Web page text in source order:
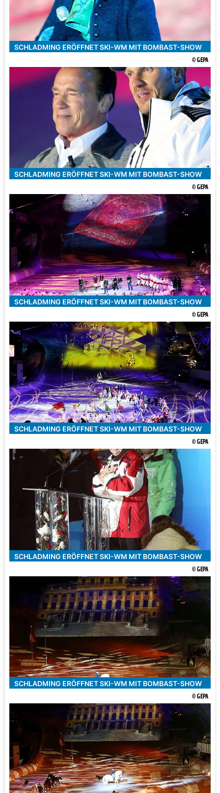
SCHLADMING ERÖFFNET SKI-WM MIT BOMBAST-SHOW
© GEPA
SCHLADMING ERÖFFNET SKI-WM MIT BOMBAST-SHOW
© GEPA
SCHLADMING ERÖFFNET SKI-WM MIT BOMBAST-SHOW
© GEPA
SCHLADMING ERÖFFNET SKI-WM MIT BOMBAST-SHOW
© GEPA
SCHLADMING ERÖFFNET SKI-WM MIT BOMBAST-SHOW
© GEPA
SCHLADMING ERÖFFNET SKI-WM MIT BOMBAST-SHOW
© GEPA